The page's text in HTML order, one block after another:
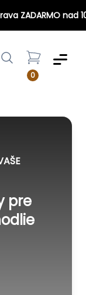
ZADARMO
0
Menu
pre